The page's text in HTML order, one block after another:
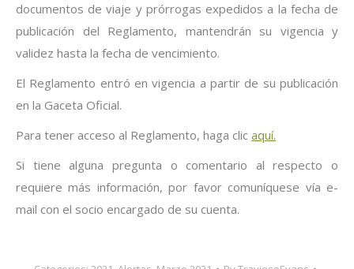
documentos de viaje y prórrogas expedidos a la fecha de
publicación del Reglamento, mantendrán su vigencia y
validez hasta la fecha de vencimiento.
El Reglamento entró en vigencia a partir de su publicación
en la Gaceta Oficial.
Para tener acceso al Reglamento, haga clic aquí.
Si tiene alguna pregunta o comentario al respecto o
requiere más información, por favor comuníquese vía e-
mail con el socio encargado de su cuenta.